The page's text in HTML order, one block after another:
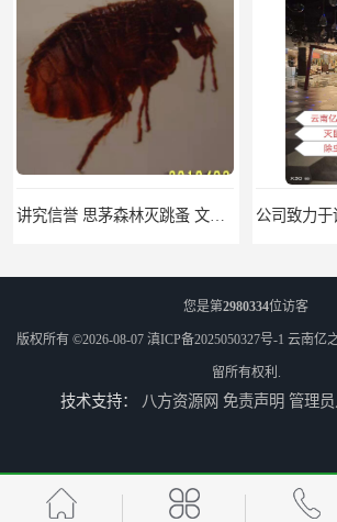
您是第2980334位访客
版权所有 ©2026-08-07 滇ICP备2025050327号-1 云南亿
留所有权利.
技术支持： 八方资源网 免责声明 管理员